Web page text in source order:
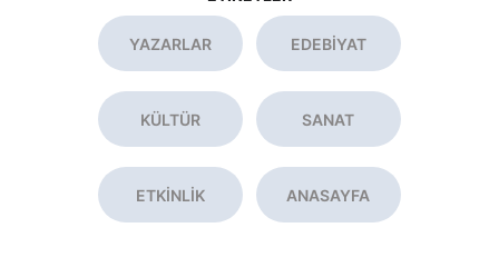
YAZARLAR EDEBİYAT
KÜLTÜR SANAT
ANASAYFA
ETKİNLİK